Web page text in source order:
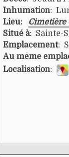
Inhumation:
Lieu:
Cimetière
Situé à: Sainte-
Emplacement:
Au même
Localisation: